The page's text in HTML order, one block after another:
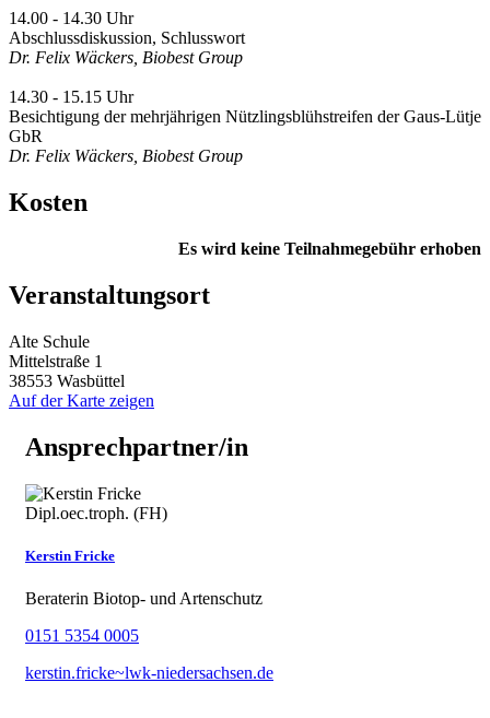
14.00 - 14.30 Uhr
Abschlussdiskussion, Schlusswort
Dr. Felix Wäckers, Biobest Group
14.30 - 15.15 Uhr
Besichtigung der mehrjährigen Nützlingsblühstreifen der Gaus-Lütje
GbR
Dr. Felix Wäckers, Biobest Group
Kosten
Es wird keine Teilnahmegebühr erhoben
Veranstaltungsort
Alte Schule
Mittelstraße 1
38553 Wasbüttel
Auf der Karte zeigen
Ansprechpartner/in
Dipl.oec.troph. (FH)
Kerstin Fricke
Beraterin Biotop- und Artenschutz
0151 5354 0005
kerstin.fricke~lwk-niedersachsen.de